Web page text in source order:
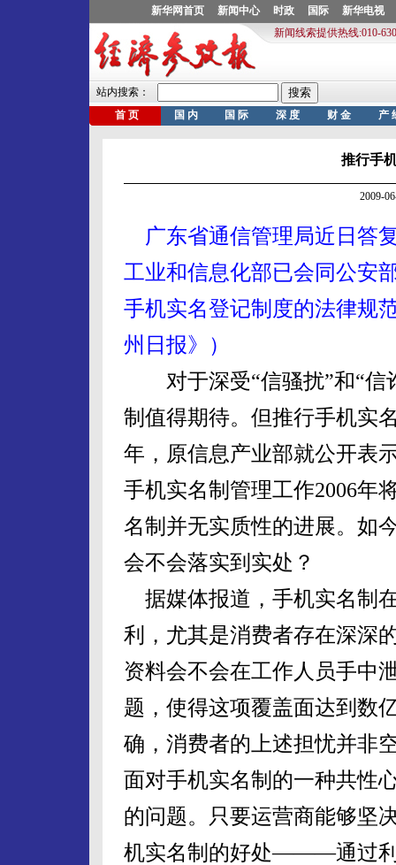
推行手
2009-
广东省通信管理局近日答
工业和信息化部已会同公安
手机实名登记制度的法律规
州日报》）
对于深受“信骚扰”和“信
制值得期待。但推行手机实
年，原信息产业部就公开表
手机实名制管理工作2006年
名制并无实质性的进展。如
会不会落实到实处？
据媒体报道，手机实名制
利，尤其是消费者存在深
资料会不会在工作人员手中
题，使得这项覆盖面达到数
确，消费者的上述担忧并非
面对手机实名制的一种共性
的问题。只要运营商能够坚
机实名制的好处———通过利